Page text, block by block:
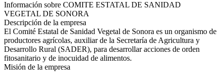
Información sobre COMITE ESTATAL DE SANIDAD
VEGETAL DE SONORA
Descripción de la empresa
El Comité Estatal de Sanidad Vegetal de Sonora es un organismo de
productores agrícolas, auxiliar de la Secretaría de Agricultura y
Desarrollo Rural (SADER), para desarrollar acciones de orden
fitosanitario y de inocuidad de alimentos.
Misión de la empresa